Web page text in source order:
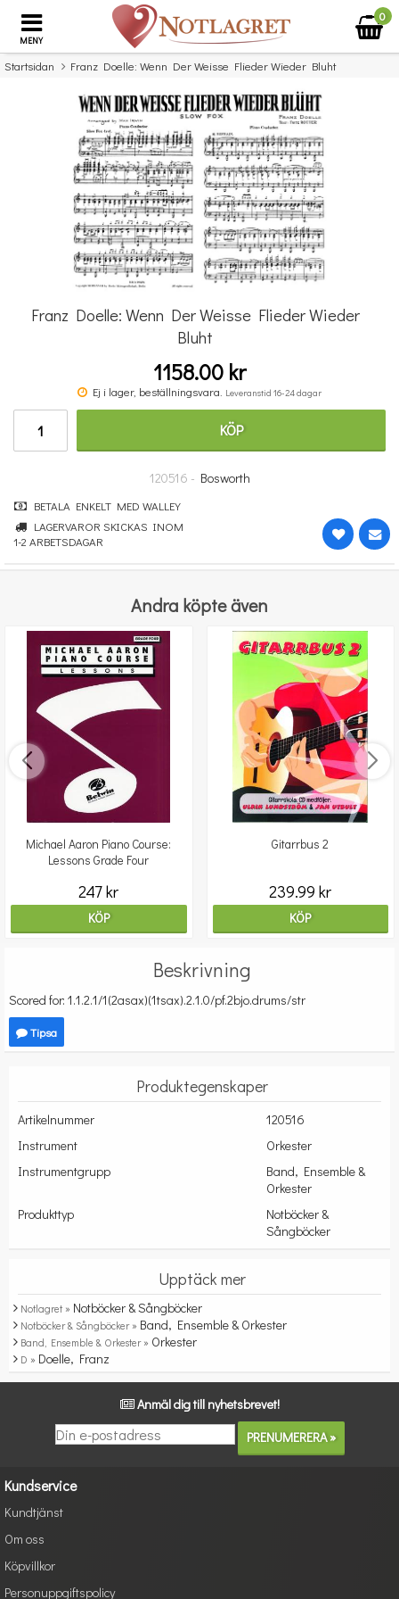
MENY
0
Startsidan Franz Doelle: Wenn Der Weisse Flieder Wieder Bluht
Missa inte detta...
Antonin Vivaldi: Classical Guitar Music Of Vivaldi
364 kr
Franz Doelle: Wenn Der Weisse Flieder Wieder
Bluht
1158.00 kr
Ej i lager, beställningsvara. Leveranstid 16-24 dagar
KÖP
120516 - Bosworth
BETALA ENKELT MED WALLEY
LAGERVAROR SKICKAS INOM
1-2 ARBETSDAGAR
Andra köpte även
Michael Aaron Piano Course:
Lessons Grade Four
247 kr
KÖP
Gitarrbus 2
239.99 kr
KÖP
Beskrivning
Scored for: 1.1.2.1/1(2asax)(1tsax).2.1.0/pf.2bjo.drums/str
Tipsa
Produktegenskaper
Artikelnummer
120516
Instrument
Orkester
Instrumentgrupp
Band, Ensemble &
Orkester
Produkttyp
Notböcker &
Sångböcker
Upptäck mer
Notlagret » Notböcker & Sångböcker
Notböcker & Sångböcker » Band, Ensemble & Orkester
Band, Ensemble & Orkester » Orkester
D » Doelle, Franz
Anmäl dig till nyhetsbrevet!
Kundservice
Kundtjänst
Om oss
Köpvillkor
Personuppgiftspolicy